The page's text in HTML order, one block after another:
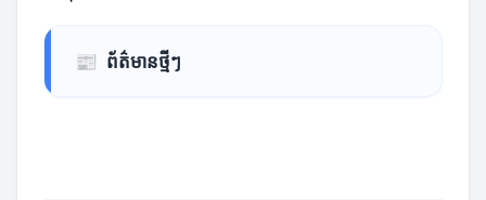
📰 ព័ត៌មានថ្មីៗ